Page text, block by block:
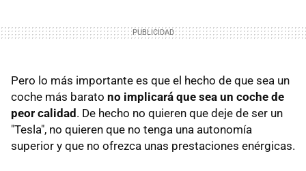
Pero lo más importante es que el hecho de que sea un
coche más barato no implicará que sea un coche de
peor calidad. De hecho no quieren que deje de ser un
"Tesla", no quieren que no tenga una autonomía
superior y que no ofrezca unas prestaciones enérgicas.